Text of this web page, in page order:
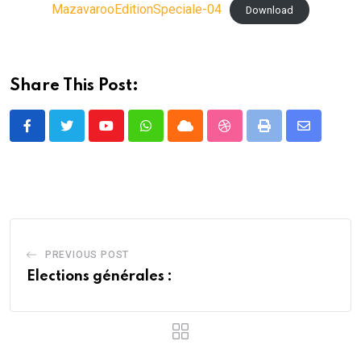
MazavarooEditionSpeciale-04 Download
Share This Post:
YoutubeWhatsappCloud StumbleUpon
Print
Share
PREVIOUS POST
Elections générales :